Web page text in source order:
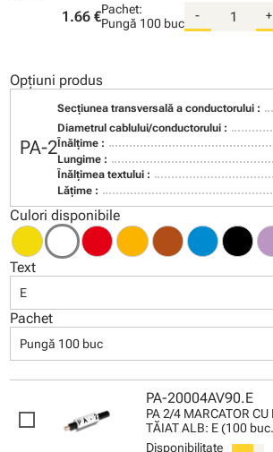
1.66 €Pachet:
Pungă 100 buc
- +
Opțiuni produs
PA-2
Secţiunea transversală a conductorului :
Diametrul cablului/conductorului :
Înălţime :
Lungime :
Înălţimea textului :
Lăţime :
Culori disponibile
Text
E
Pachet
Pungă 100 buc
PA-20004AV90.E
PA 2/4 MARCATOR
TĂIAT ALB: E (100
Disponibilitate